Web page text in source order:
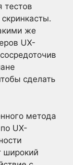
тестов
же
UX-
сделать
метода
UX-
широкий